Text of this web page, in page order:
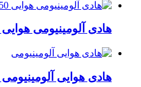
هادی آلومینیومی هوایی 50*1 AAC و AAAC صادرات ماهان کابل
هادی هوایی آلومینیومی AAC و ACSR صادرات به عراق + ماهان کابل امیر